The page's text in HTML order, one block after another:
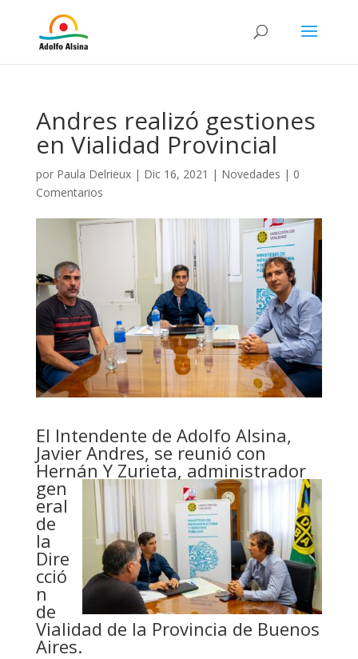
Andres realizó gestiones
en Vialidad Provincial
por Paula Delrieux| Dic 16, 2021 | Novedades | 0
Comentarios
El Intendente de Adolfo Alsina,
Javier Andres, se reunió con
Hernán Y Zurieta, administrador
gen
eral
de
la
Dire
cció
n
de
Vialidad de la Provincia de Buenos
Aires.